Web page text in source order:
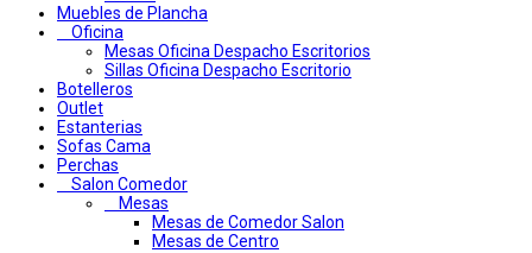
Muebles de Plancha
Oficina
Mesas Oficina Despacho Escritorios
Sillas Oficina Despacho Escritorio
Botelleros
Outlet
Estanterias
Sofas Cama
Perchas
Salon Comedor
Mesas
Mesas de Comedor Salon
Mesas de Centro